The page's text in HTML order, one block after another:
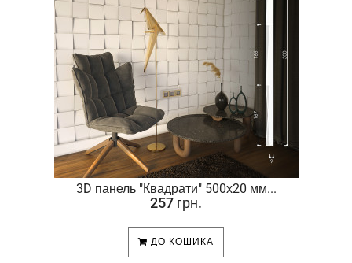
3D панель "Квадрати" 500х20 мм...
257 грн.
ДО КОШИКА